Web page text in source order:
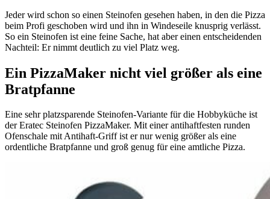
Jeder wird schon so einen Steinofen gesehen haben, in den die Pizza
beim Profi geschoben wird und ihn in Windeseile knusprig verlässt.
So ein Steinofen ist eine feine Sache, hat aber einen entscheidenden
Nachteil: Er nimmt deutlich zu viel Platz weg.
Ein PizzaMaker nicht viel größer als eine
Bratpfanne
Eine sehr platzsparende Steinofen-Variante für die Hobbyküche ist
der Eratec Steinofen PizzaMaker. Mit einer antihaftfesten runden
Ofenschale mit Antihaft-Griff ist er nur wenig größer als eine
ordentliche Bratpfanne und groß genug für eine amtliche Pizza.